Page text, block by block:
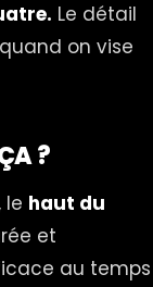
Le détail
on vise
?
le haut du
et
au temps